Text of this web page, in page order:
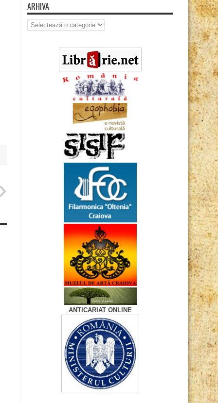
ARHIVA
Arhiva
ANTICARIAT ONLINE